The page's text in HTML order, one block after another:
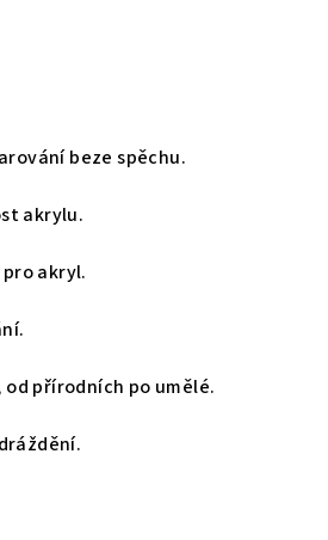
beze spěchu.
akrylu.
akryl.
přírodních po umělé.